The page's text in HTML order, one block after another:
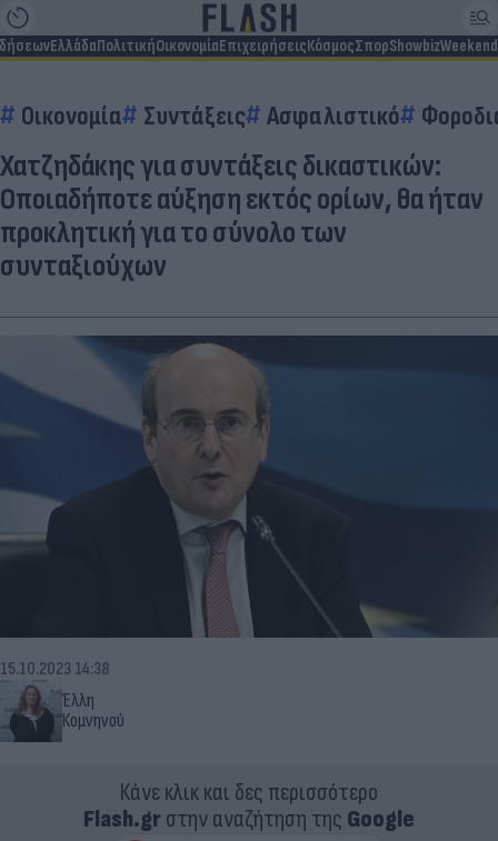
ΕλλάδαΠολιτικήΟικονομίαΕπιχειρήσειςΚόσμοςΣπορShowbizWeekend
Οικονομία Συντάξεις Ασφαλιστικό
Χατζηδάκης για συντάξεις δικαστικών:
Οποιαδήποτε αύξηση εκτός ορίων, θα ήταν
προκλητική για το σύνολο των
συνταξιούχων
Έλλη
Κομνηνού
15.10.2023 14:38
Κάνε κλικ και δες περισσότερο
Flash.grστην αναζήτηση της Google